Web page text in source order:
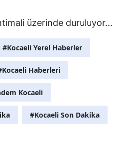
üzerinde duruluyor...
#Kocaeli Yerel Haberler
Haberleri
Kocaeli
#Kocaeli Son Dakika